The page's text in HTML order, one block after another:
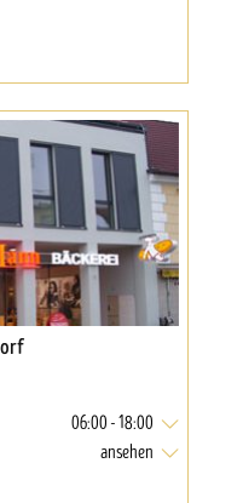
06:00 - 18:00
ansehen